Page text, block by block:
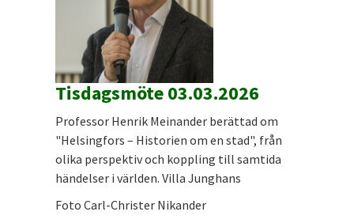
Tisdagsmöte 03.03.2026
Professor Henrik Meinander berättad om
"Helsingfors – Historien om en stad", från
olika perspektiv och koppling till samtida
händelser i världen. Villa Junghans
Foto Carl-Christer Nikander